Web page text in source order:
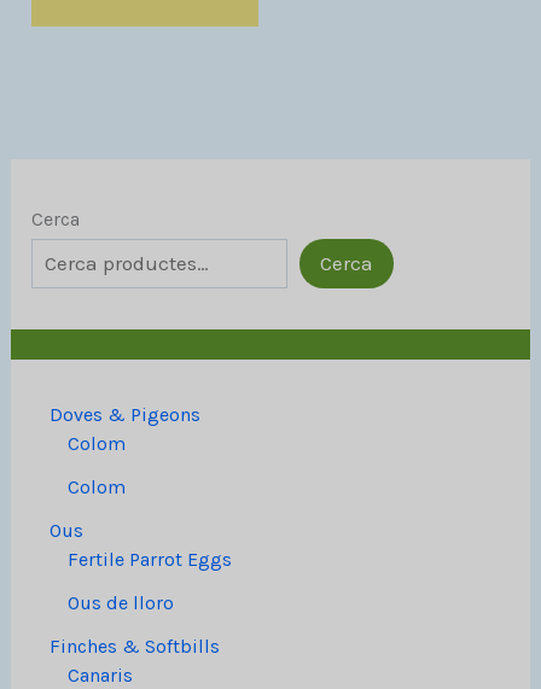
Cerca
Cerca
Doves & Pigeons
Colom
Colom
Ous
Fertile Parrot Eggs
Ous de lloro
Finches & Softbills
Canaris